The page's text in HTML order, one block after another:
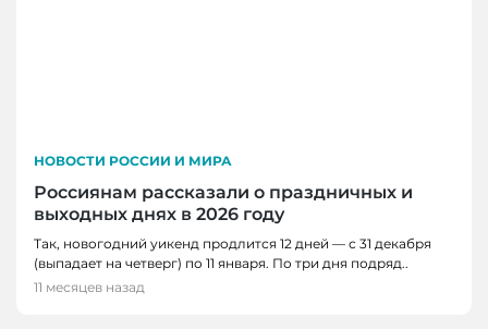
НОВОСТИ РОССИИ И МИРА
Россиянам рассказали о праздничных и
выходных днях в 2026 году
Так, новогодний уикенд продлится 12 дней — с 31 декабря
(выпадает на четверг) по 11 января. По три дня подряд..
11 месяцев назад
НОВОСТИ РОССИИ И МИРА
Памятник Феликсу Дзержинскому открыли
АТМОСФЕРА, НОВОСТИ РОССИИ И МИРА